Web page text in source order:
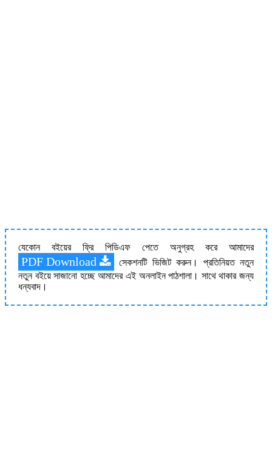
যেকোন বইয়ের ফ্রি পিডিএফ পেতে অনুগ্রহ করে আমাদের
PDF Download
সেকশনটি ভিজিট করুন। প্রতিনিয়ত নতুন
নতুন বইয়ে সাজানো হচ্ছে আমাদের এই অনলাইন পাঠশালা। সাথে থাকার জন্য
ধন্যবাদ।